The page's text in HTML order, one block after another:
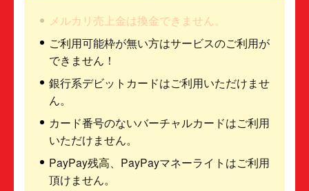
メルカリ売上金は換金できません。
ご利用可能枠が無い方はサービスのご利用が
できません！
銀行系デビットカードはご利用いただけませ
ん。
カード番号のないバーチャルカードはご利用
いただけません。
PayPay残高、PayPayマネーライトはご利用
頂けません。